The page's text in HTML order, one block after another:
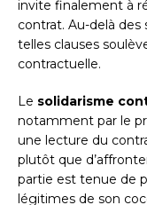
invite finalement à
contrat. Au-delà des
telles clauses
contractuelle.
Le solidarisme
notamment par le
une lecture du
plutôt que
partie est tenue de
légitimes de son